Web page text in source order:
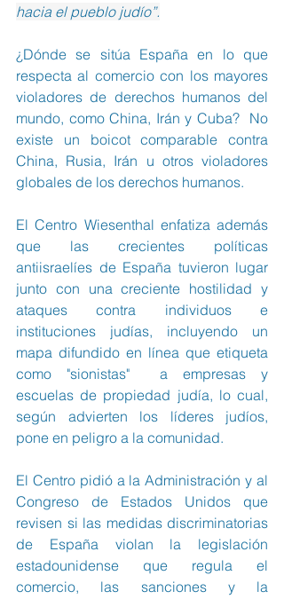
hacia el pueblo judío”.
¿Dónde se sitúa España en lo que
respecta al comercio con los mayores
violadores de derechos humanos del
mundo, como China, Irán y Cuba?  No
existe un boicot comparable contra
China, Rusia, Irán u otros violadores
globales de los derechos humanos.
El Centro Wiesenthal enfatiza además
que las crecientes políticas
antiisraelíes de España tuvieron lugar
junto con una creciente hostilidad y
ataques contra individuos e
instituciones judías, incluyendo un
mapa difundido en línea que etiqueta
como "sionistas"  a empresas y
escuelas de propiedad judía, lo cual,
según advierten los líderes judíos,
pone en peligro a la comunidad.
El Centro pidió a la Administración y al
Congreso de Estados Unidos que
revisen si las medidas discriminatorias
de España violan la legislación
estadounidense que regula el
comercio, las sanciones y la